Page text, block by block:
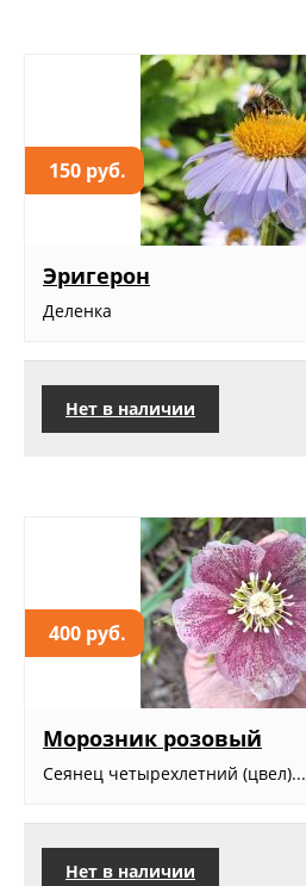
150 руб.
Эригерон
Деленка
Нет в наличии
400 руб.
Морозник розовый
Сеянец четырехлетний (цвел)...
Нет в наличии